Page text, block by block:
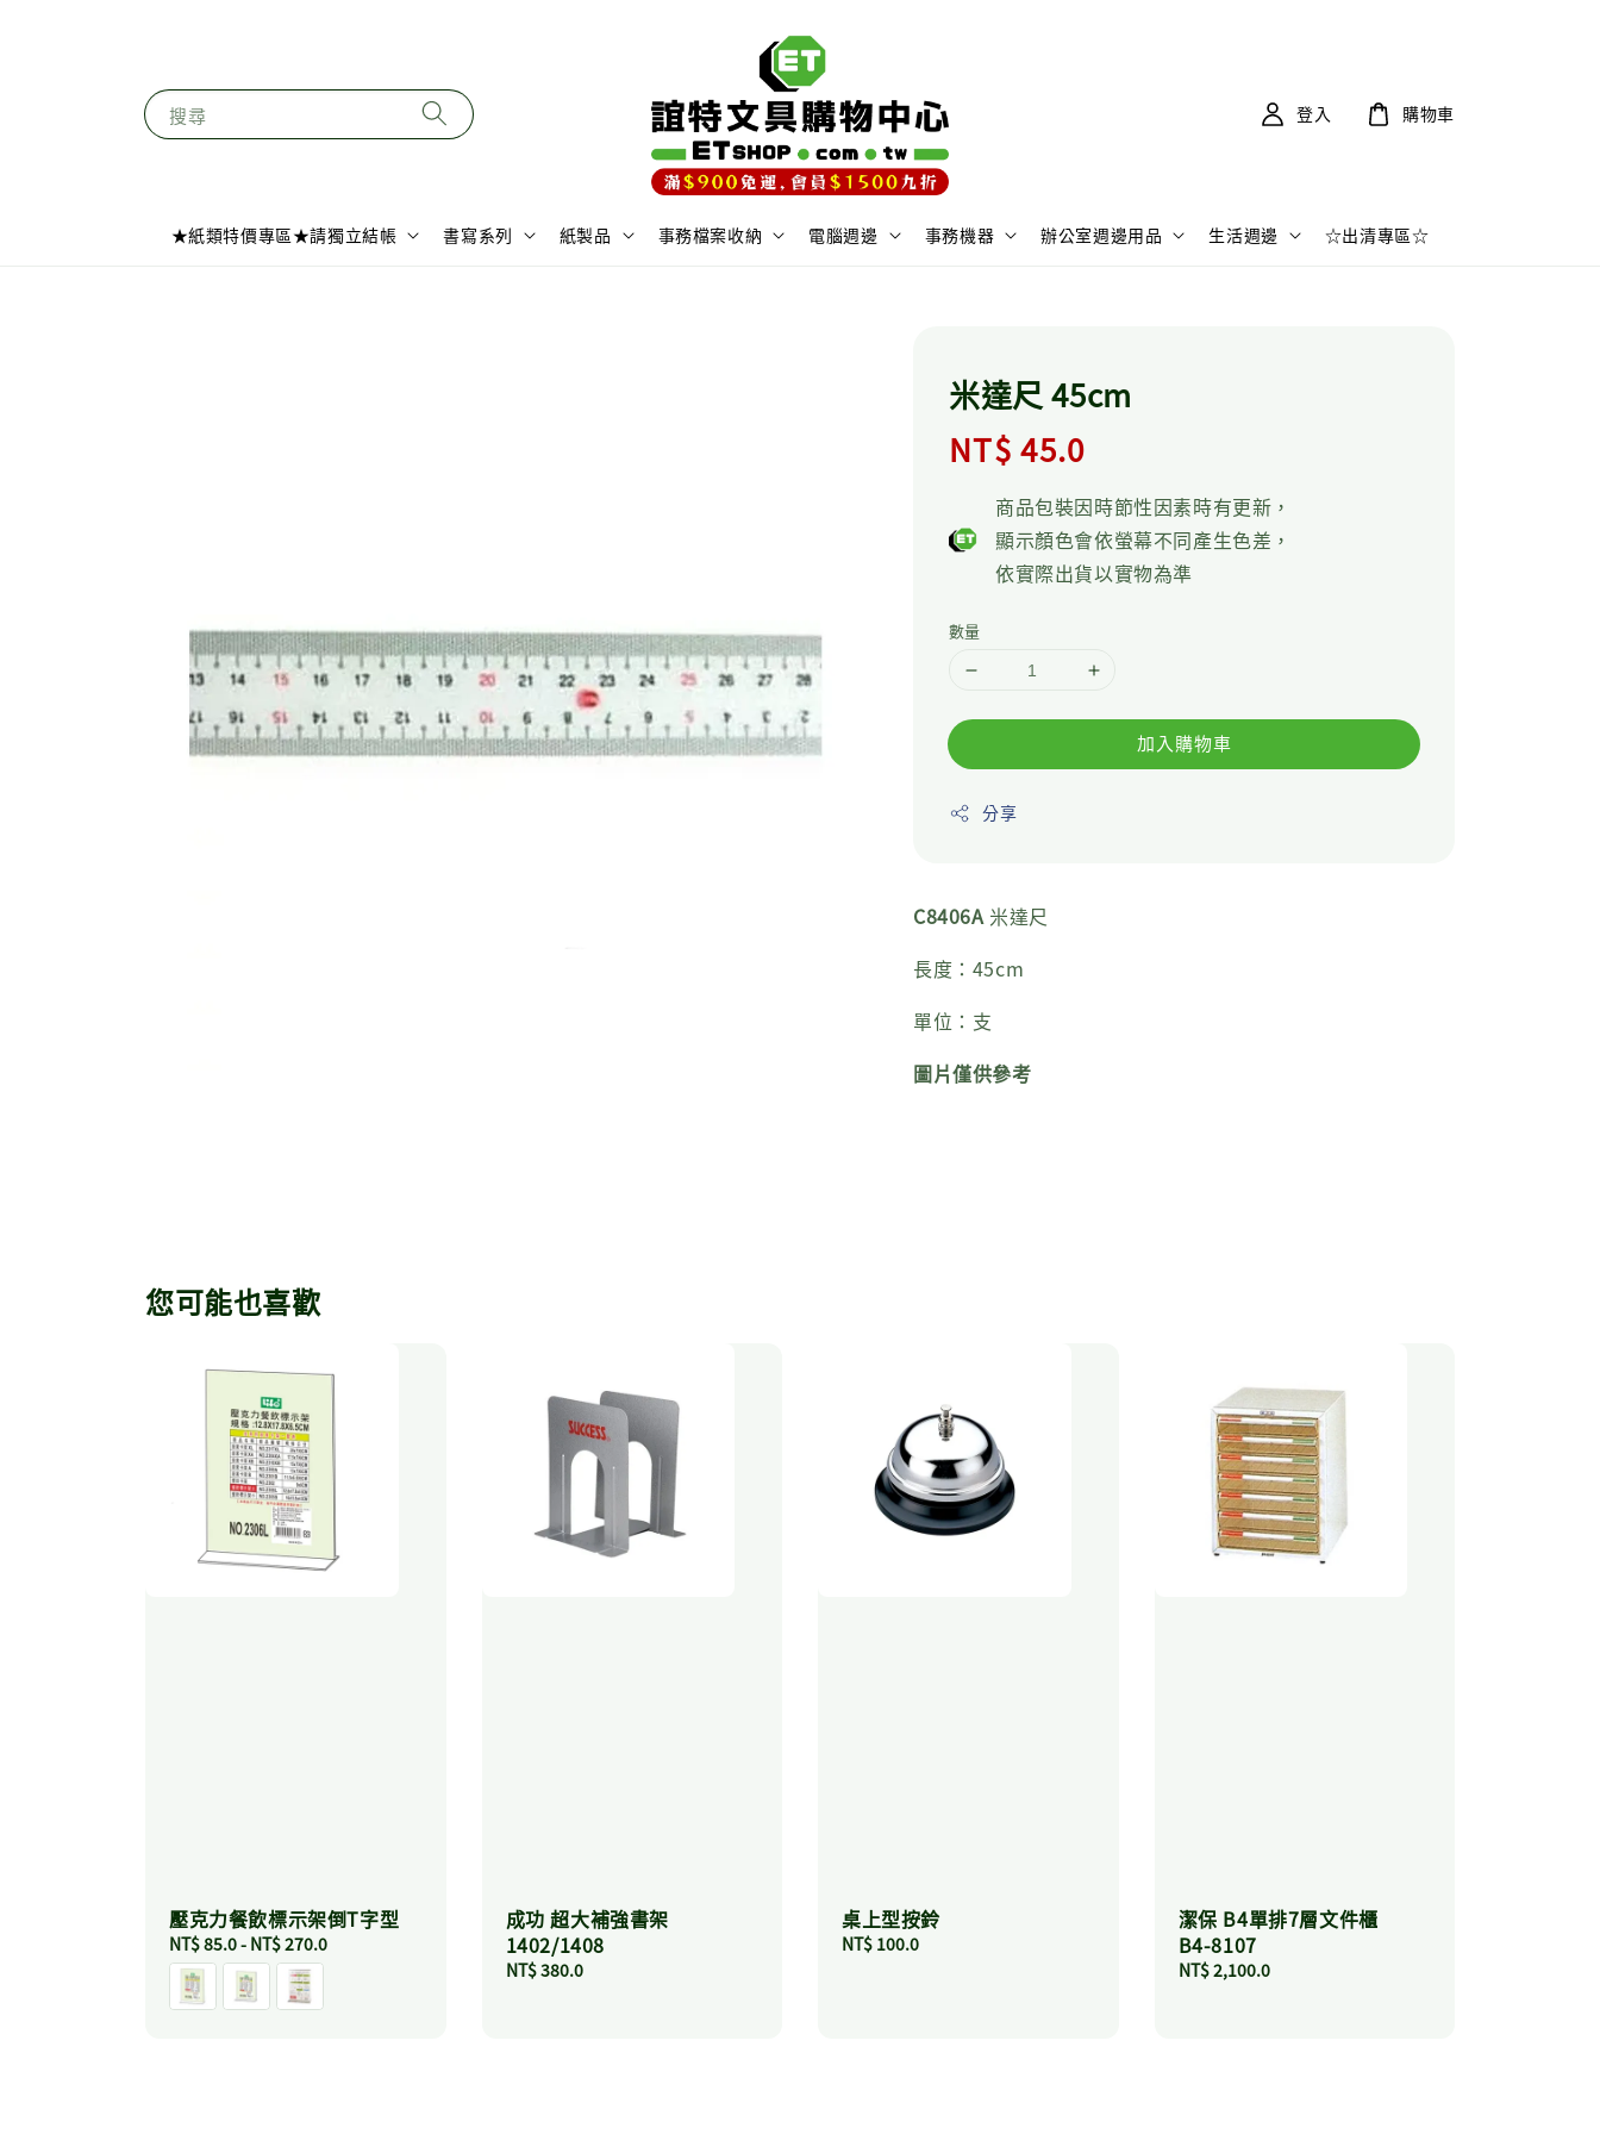
搜尋
★紙類特價專區★請獨立結帳 書寫系列 紙製品 事務檔案收納 電腦週邊 事務機器 辦公室週邊用品 生活週邊 ☆出清專區☆
登入 購物車
米達尺 45cm
Regular
price
NT$ 45.0
商品包裝因時節性因素時有更新，
顯示顏色會依螢幕不同產生色差，
依實際出貨以實物為準
數量
加入購物車
分享
C8406A米達尺
長度：45cm
單位：支
圖片僅供參考
您可能也喜歡
壓克力餐飲標示架倒T字型
Regular
price
NT$ 85.0- NT$ 270.0
成功 超大補強書架
1402/1408
Regular
NT$ 380.0
桌上型按鈴
Regular
NT$ 100.0
潔保 B4單排7層文件櫃
B4-8107
Regular
NT$ 2,100.0